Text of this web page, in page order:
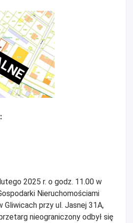
2025 r. o godz. 11.00 w
Nieruchomościami
Gliwicach przy ul. Jasnej 31A,
nieograniczony odbył się